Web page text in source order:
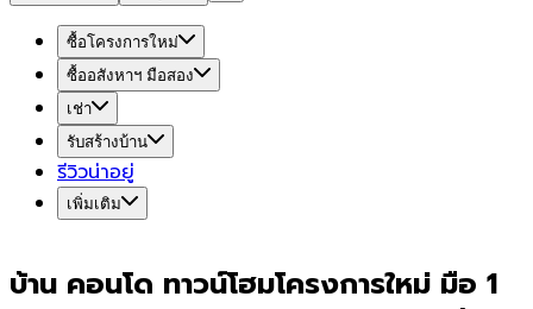
ซื้อโครงการใหม่
ซื้ออสังหาฯ มือสอง
เช่า
รับสร้างบ้าน
รีวิวน่าอยู่
เพิ่มเติม
บ้าน คอนโด ทาวน์โฮมโครงการใหม่ มือ 1